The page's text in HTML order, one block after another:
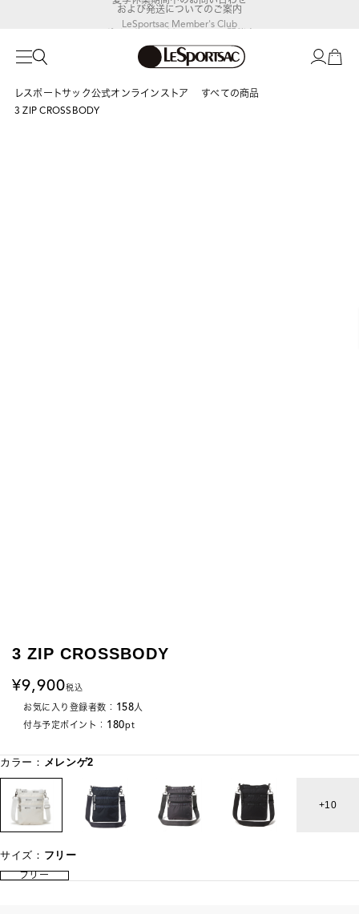
LeSportsac Member's Club
ポイントアップキャンペーン開催中
レスポートサック公式オンラインストア
すべての商品
3 ZIP CROSSBODY
3 ZIP CROSSBODY
9,900税込
お気に入り登録者数： 158人
付与予定ポイント： 180pt
カラー： メレンゲ2
10
サイズ： フリー
フリー